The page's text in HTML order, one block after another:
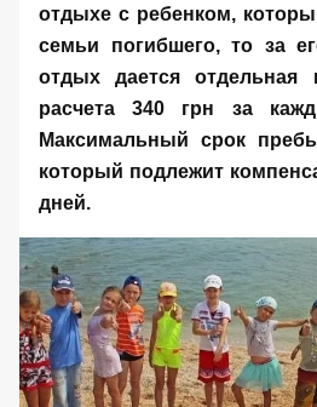
отдыхе с ребенком,
семьи погибшего, то за
отдых дается отдельная
расчета 340 грн за
Максимальный срок
который подлежит
дней.